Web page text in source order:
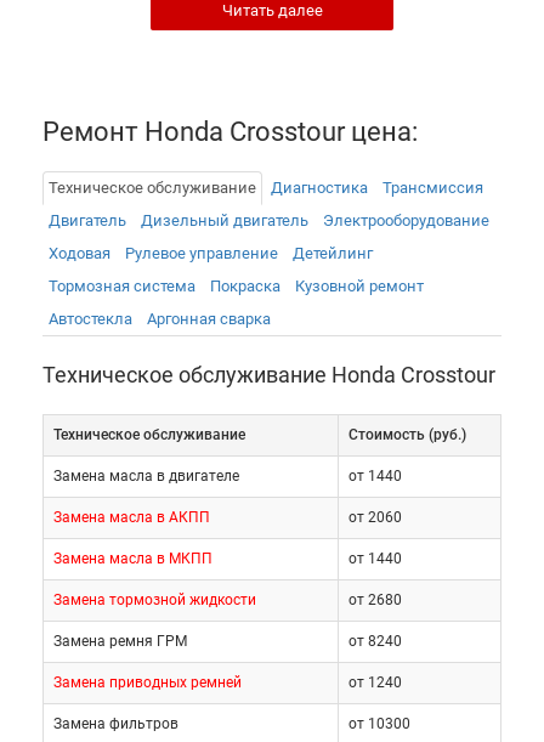
Проблемы с двигателем, легко преодолевающим
отметку в 300-400 тыс. км пробега, возникают
только из-за использования некачественного
масла. При грамотном обслуживании трансмиссия
кроссовера служит не меньше мотора и радует
отзывчивостью. Системы тормозов и управления
работают четко, позволяя полностью
контролировать дорожную ситуацию. На
Читать далее
Ремонт Honda Crosstour цена:
Техническое обслуживание Диагностика
Трансмиссия
Двигатель
Дизельный двигатель
Электрооборудованиe
Ходовая
Рулевое управление
Детейлинг
Тормозная система
Покраска
Кузовной ремонт
Автостекла
Аргонная сварка
Техническое обслуживание Honda Crosstour
Техническое обслуживание Cтоимость (руб.)
Замена масла в двигателе от 1440
Замена масла в АКПП от 2060
Замена масла в МКПП от 1440
Замена тормозной жидкости от 2680
Замена ремня ГРМ от 8240
Замена приводных ремней от 1240
Замена фильтров от 10300